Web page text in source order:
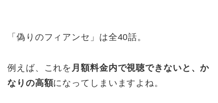
「偽りのフィアンセ」は全40話。
例えば、これを 月額料金内で視聴できないと、か
なりの高額になってしまいますよね。